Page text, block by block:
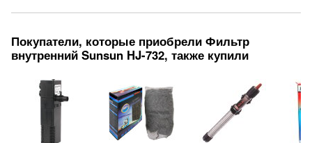
Покупатели, которые приобрели Фильтр
внутренний Sunsun HJ-732, также купили